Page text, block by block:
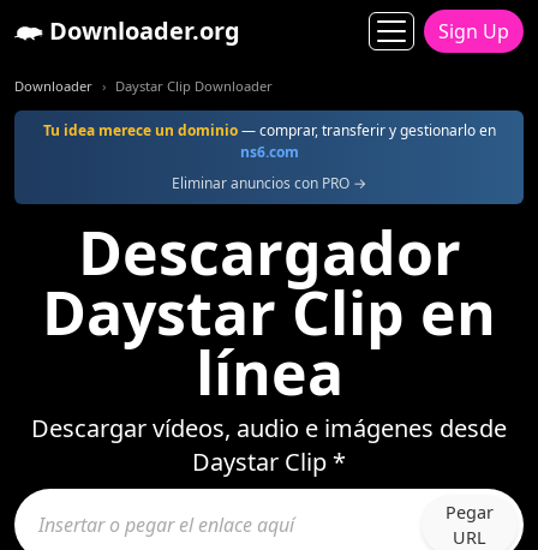
Downloader.org Sign Up
Downloader Daystar Clip Downloader
Tu idea merece un dominio— comprar, transferir y gestionarlo en
ns6.com
Eliminar anuncios con PRO →
Descargador
Daystar Clip en
línea
Descargar vídeos, audio e imágenes desde
Daystar Clip *
Pegar
URL